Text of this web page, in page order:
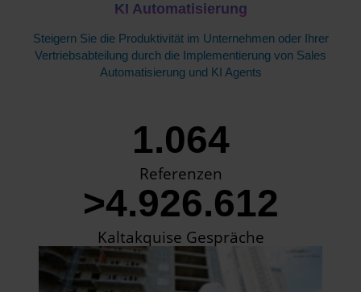
KI Automatisierung
Steigern Sie die Produktivität im Unternehmen oder Ihrer
Vertriebsabteilung durch die Implementierung von Sales
Automatisierung und KI Agents
1.064
Referenzen
>4.926.612
Kaltakquise Gespräche